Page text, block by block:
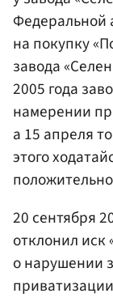
Федеральной
на покупку
завода
2005 года
намерении
а 15 апреля
этого
20 сентября
отклонил
о нарушении